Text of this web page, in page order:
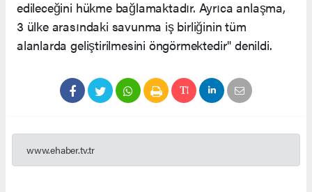
edileceğini hükme bağlamaktadır. Ayrıca anlaşma,
3 ülke arasındaki savunma iş birliğinin tüm
alanlarda geliştirilmesini öngörmektedir" denildi.
www.ehaber.tv.tr